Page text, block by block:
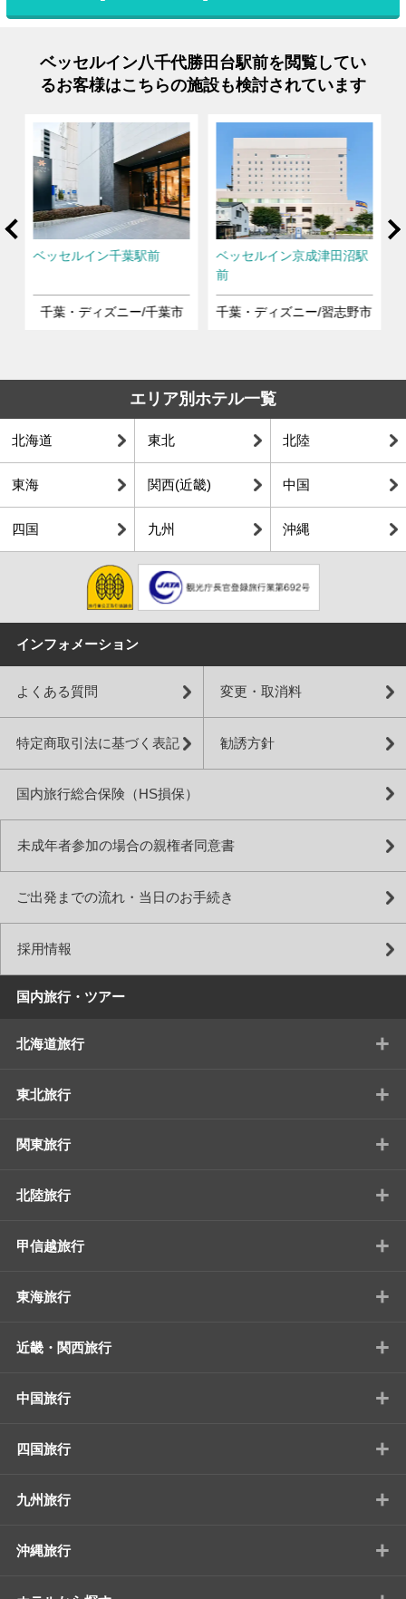
ベッセルイン八千代勝田台駅前を閲覧してい
るお客様はこちらの施設も検討されています
ベッセルイン千葉駅前
千葉・ディズニー/千葉市
ベッセルイン京成津田沼駅
前
千葉・ディズニー/習志野市
エリア別ホテル一覧
北海道 東北 北陸
東海 関西(近畿) 中国
四国 九州 沖縄
インフォメーション
よくある質問 変更・取消料
特定商取引法に基づく表記 勧誘方針
国内旅行総合保険（HS損保）
未成年者参加の場合の親権者同意書
ご出発までの流れ・当日のお手続き
採用情報
国内旅行・ツアー
北海道旅行 +
東北旅行 +
関東旅行 +
北陸旅行 +
甲信越旅行 +
東海旅行 +
近畿・関西旅行 +
中国旅行 +
四国旅行 +
九州旅行 +
沖縄旅行 +